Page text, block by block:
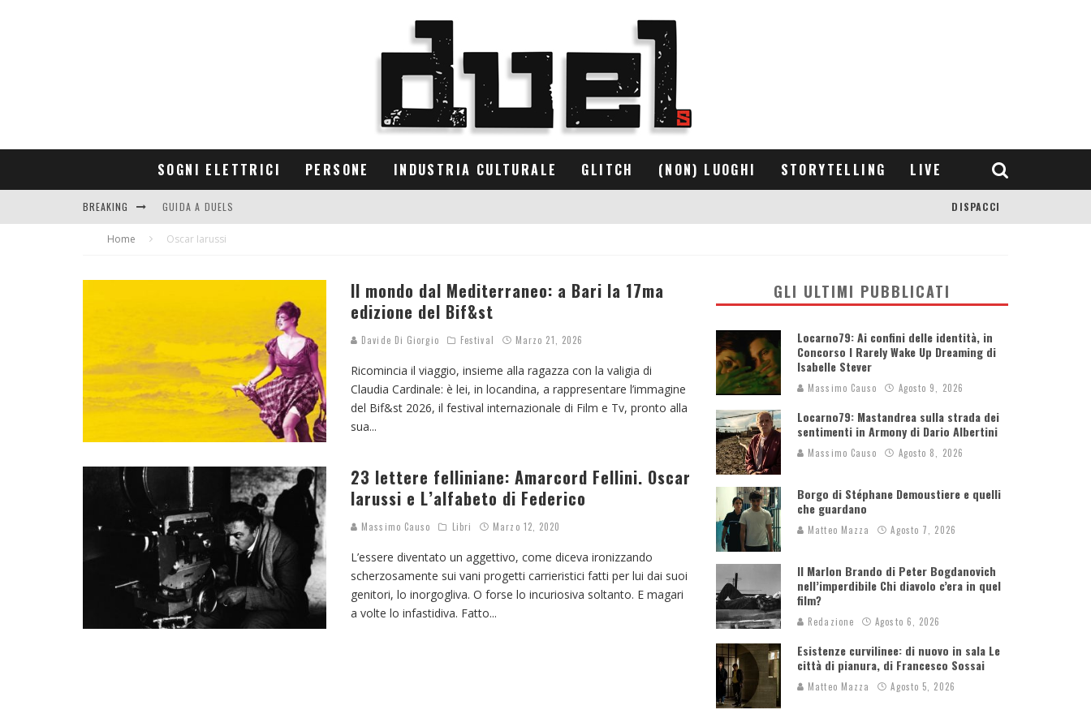
SOGNI ELETTRICI PERSONE INDUSTRIA CULTURALE GLITCH (NON) LUOGHI STORYTELLING LIVE
BREAKING GUIDA A DUELS
CONTRIBUTORS
DISPACCI
Home Oscar Iarussi
Il mondo dal Mediterraneo: a Bari la 17ma
edizione del Bif&st
Davide Di Giorgio Festival Marzo 21, 2026
Ricomincia il viaggio, insieme alla ragazza con la valigia di
Claudia Cardinale: è lei, in locandina, a rappresentare l’immagine
del Bif&st 2026, il festival internazionale di Film e Tv, pronto alla
sua...
23 lettere felliniane: Amarcord Fellini. Oscar
Iarussi e L’alfabeto di Federico
Massimo Causo Libri Marzo 12, 2020
L’essere diventato un aggettivo, come diceva ironizzando
scherzosamente sui vani progetti carrieristici fatti per lui dai suoi
genitori, lo inorgogliva. O forse lo incuriosiva soltanto. E magari
a volte lo infastidiva. Fatto...
GLI ULTIMI PUBBLICATI
Locarno79: Ai confini delle identità, in
Concorso I Rarely Wake Up Dreaming di
Isabelle Stever
Massimo Causo Agosto 9, 2026
Locarno79: Mastandrea sulla strada dei
sentimenti in Armony di Dario Albertini
Massimo Causo Agosto 8, 2026
Borgo di Stéphane Demoustiere e quelli
che guardano
Matteo Mazza Agosto 7, 2026
Il Marlon Brando di Peter Bogdanovich
nell’imperdibile Chi diavolo c’era in quel
film?
Redazione Agosto 6, 2026
Esistenze curvilinee: di nuovo in sala Le
città di pianura, di Francesco Sossai
Matteo Mazza Agosto 5, 2026